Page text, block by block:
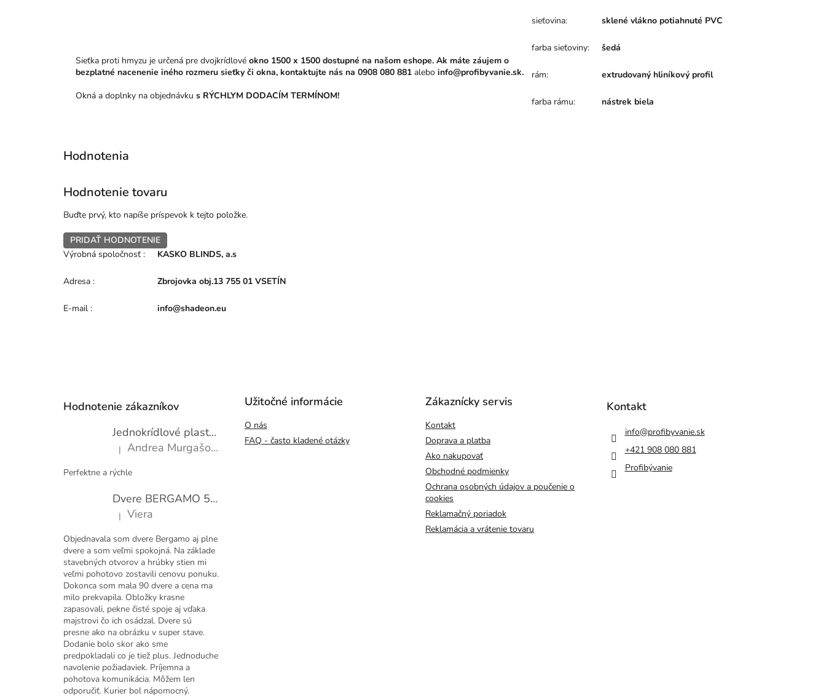
Sieťka proti hmyzu je určená pre dvojkrídlové okno 1500 x 1500 dostupné na našom eshope. Ak máte záujem o
bezplatné nacenenie iného rozmeru sieťky či okna, kontaktujte nás na 0908 080 881 alebo info@profibyvanie.sk.
Okná a doplnky na objednávku s RÝCHLYM DODACÍM TERMÍNOM!
sieťovina: sklené vlákno potiahnuté PVC
farba sieťoviny: šedá
rám: extrudovaný hliníkový profil
farba rámu: nástrek biela
Hodnotenie tovaru
Buďte prvý, kto napíše príspevok k tejto položke.
PRIDAŤ HODNOTENIE
Výrobná spoločnosť : KASKO BLINDS, a.s
Adresa : Zbrojovka obj.13 755 01 VSETÍN
E-mail : info@shadeon.eu
Hodnotenie zákazníkov
Jednokrídlové plastové okno WDS 600x1000
Hodnotenie produktu je 5 z 5 hviezdičiek.
| Andrea Murgašová
Perfektne a rýchle
Dvere BERGAMO 50 presklené bezfalcové EXTRA
Hodnotenie produktu je 5 z 5 hviezdičiek.
| Viera
Objednavala som dvere Bergamo aj plne
dvere a som veľmi spokojná. Na základe
stavebných otvorov a hrúbky stien mi
veľmi pohotovo zostavili cenovu ponuku.
Dokonca som mala 90 dvere a cena ma
milo prekvapila. Obložky krasne
zapasovali, pekne čisté spoje aj vďaka
majstrovi čo ich osádzal. Dvere sú
presne ako na obrázku v super stave.
Dodanie bolo skor ako sme
predpokladali co je tiež plus. Jednoduche
navolenie požiadaviek. Príjemna a
pohotova komunikácia. Môžem len
odporučiť. Kurier bol nápomocný.
Užitočné informácie
O nás
FAQ - často kladené otázky
Zákaznícky servis
Kontakt
Doprava a platba
Ako nakupovať
Obchodné podmienky
Ochrana osobných údajov a poučenie o
cookies
Reklamačný poriadok
Reklamácia a vrátenie tovaru
Kontakt
info@profibyvanie.sk
+421 908 080 881
Profibývanie